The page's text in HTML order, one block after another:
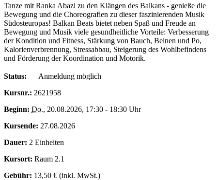
Tanze mit Ranka Abazi zu den Klängen des Balkans - genieße die
Bewegung und die Choreografien zu dieser faszinierenden Musik
Südosteuropas! Balkan Beats bietet neben Spaß und Freude an
Bewegung und Musik viele gesundheitliche Vorteile: Verbesserung
der Kondition und Fitness, Stärkung von Bauch, Beinen und Po,
Kalorienverbrennung, Stressabbau, Steigerung des Wohlbefindens
und Förderung der Koordination und Motorik.
Status:
Anmeldung möglich
Kursnr.: 2621958
Beginn: Do., 20.08.2026, 17:30 - 18:30 Uhr
Kursende: 27.08.2026
Dauer: 2 Einheiten
Kursort: Raum 2.1
Gebühr: 13,50 € (inkl. MwSt.)